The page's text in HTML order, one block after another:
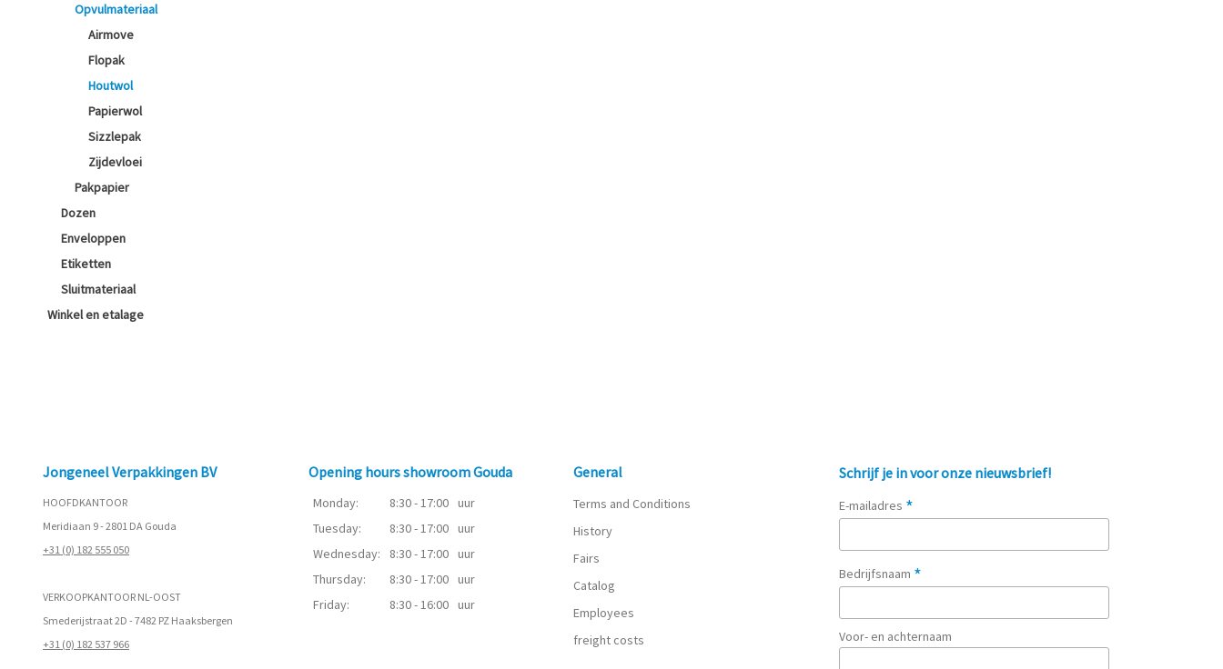
Opvulmateriaal
Airmove
Flopak
Houtwol
Papierwol
Sizzlepak
Zijdevloei
Pakpapier
Dozen
Enveloppen
Etiketten
Sluitmateriaal
Winkel en etalage
Jongeneel Verpakkingen BV
HOOFDKANTOOR
Meridiaan 9 - 2801 DA Gouda
+31 (0) 182 555 050
VERKOOPKANTOOR NL-OOST
Smederijstraat 2D - 7482 PZ Haaksbergen
+31 (0) 182 537 966
Opening hours showroom Gouda
Monday: 8:30 - 17:00 uur
Tuesday:
8:30 - 17:00 uur
Wednesday:
8:30 - 17:00 uur
Thursday:
8:30 - 17:00 uur
Friday:
8:30 - 16:00 uur
General
Terms and Conditions
History
Fairs
Catalog
Employees
freight costs
Schrijf je in voor onze nieuwsbrief!
E-mailadres *
Bedrijfsnaam *
Voor- en achternaam